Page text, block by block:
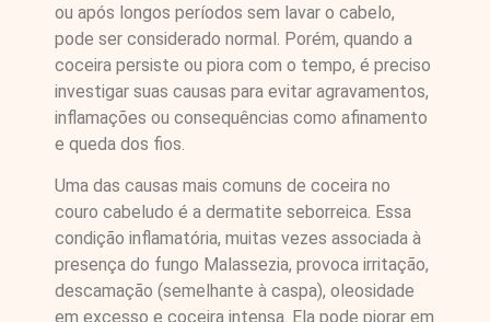
ou após longos períodos sem lavar o cabelo,
pode ser considerado normal. Porém, quando a
coceira persiste ou piora com o tempo, é preciso
investigar suas causas para evitar agravamentos,
inflamações ou consequências como afinamento
e queda dos fios.
Uma das causas mais comuns de coceira no
couro cabeludo é a dermatite seborreica. Essa
condição inflamatória, muitas vezes associada à
presença do fungo Malassezia, provoca irritação,
descamação (semelhante à caspa), oleosidade
em excesso e coceira intensa. Ela pode piorar em